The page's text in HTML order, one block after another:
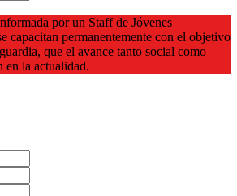
por un Staff de Jóvenes
capacitan permanentemente con el objetivo
que el avance tanto social como
en la actualidad.